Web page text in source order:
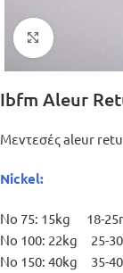
Μεγέθυνση
Ibfm Aleur
Μεντεσές aleur
Nickel:
No 75: 15kg 18-
No 100: 22kg 25-
No 150: 40kg 35-